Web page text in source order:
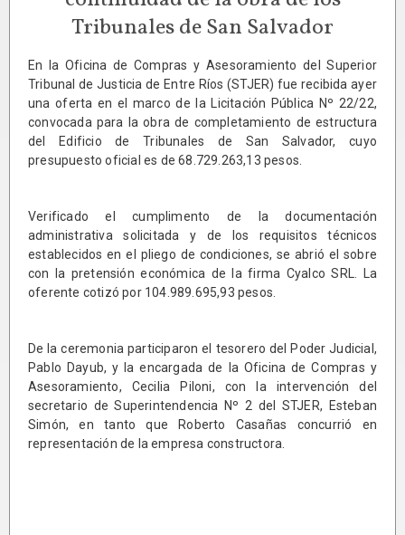
Tribunales de San Salvador
En la Oficina de Compras y Asesoramiento del Superior
Tribunal de Justicia de Entre Ríos (STJER) fue recibida ayer
una oferta en el marco de la Licitación Pública Nº 22/22,
convocada para la obra de completamiento de estructura
del Edificio de Tribunales de San Salvador, cuyo
presupuesto oficial es de 68.729.263,13 pesos.
Verificado el cumplimento de la documentación
administrativa solicitada y de los requisitos técnicos
establecidos en el pliego de condiciones, se abrió el sobre
con la pretensión económica de la firma Cyalco SRL. La
oferente cotizó por 104.989.695,93 pesos.
De la ceremonia participaron el tesorero del Poder Judicial,
Pablo Dayub, y la encargada de la Oficina de Compras y
Asesoramiento, Cecilia Piloni, con la intervención del
secretario de Superintendencia Nº 2 del STJER, Esteban
Simón, en tanto que Roberto Casañas concurrió en
representación de la empresa constructora.